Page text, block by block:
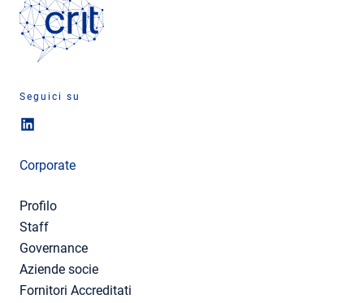
Seguici su
Corporate
Profilo
Staff
Governance
Aziende socie
Fornitori Accreditati